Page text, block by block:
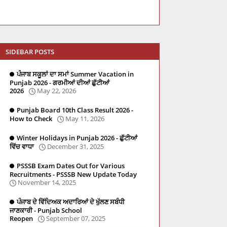
SIDEBAR POSTS
ਪੰਜਾਬ ਸਕੂਲਾਂ ਦਾ ਸਮਾਂ Summer Vacation in
Punjab 2026 - ਗਰਮੀਆਂ ਦੀਆਂ ਛੁੱਟੀਆਂ
2026
May 22, 2026
Punjab Board 10th Class Result 2026 -
How to Check
May 11, 2026
Winter Holidays in Punjab 2026 - ਛੁੱਟੀਆਂ
ਵਿੱਚ ਵਾਧਾ
December 31, 2025
PSSSB Exam Dates Out for Various
Recruitments - PSSSB New Update Today
November 14, 2025
ਪੰਜਾਬ ਦੇ ਵਿੱਦਿਅਕ ਅਦਾਰਿਆਂ ਦੇ ਖੁੱਲਣ ਸਬੰਧੀ
ਜਾਣਕਾਰੀ - Punjab School
Reopen
September 07, 2025